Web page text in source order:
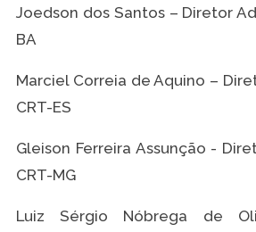
Joedson dos Santos – Diretor
BA
Marciel Correia de Aquino –
CRT-ES
Gleison Ferreira Assunção -
CRT-MG
Luiz Sérgio Nóbrega de